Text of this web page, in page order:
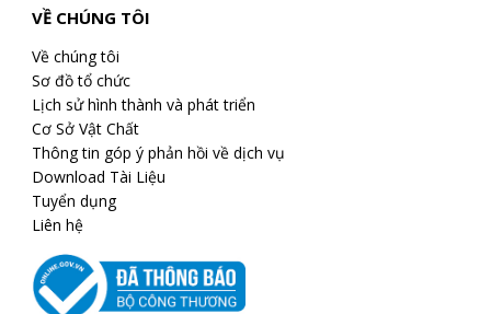
VỀ CHÚNG TÔI
Về chúng tôi
Sơ đồ tổ chức
Lịch sử hình thành và phát triển
Cơ Sở Vật Chất
Thông tin góp ý phản hồi về dịch vụ
Download Tài Liệu
Tuyển dụng
Liên hệ